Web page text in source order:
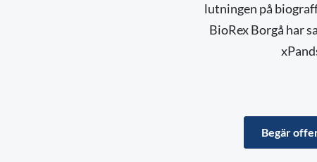
lutningen på
BioRex Borgå har
Begär